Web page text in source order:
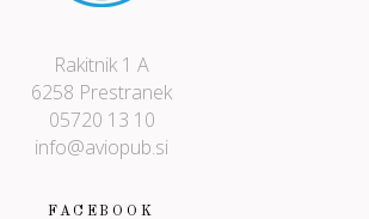
Rakitnik 1 A
6258 Prestranek
05720 13 10
info@aviopub.si
FACEBOOK